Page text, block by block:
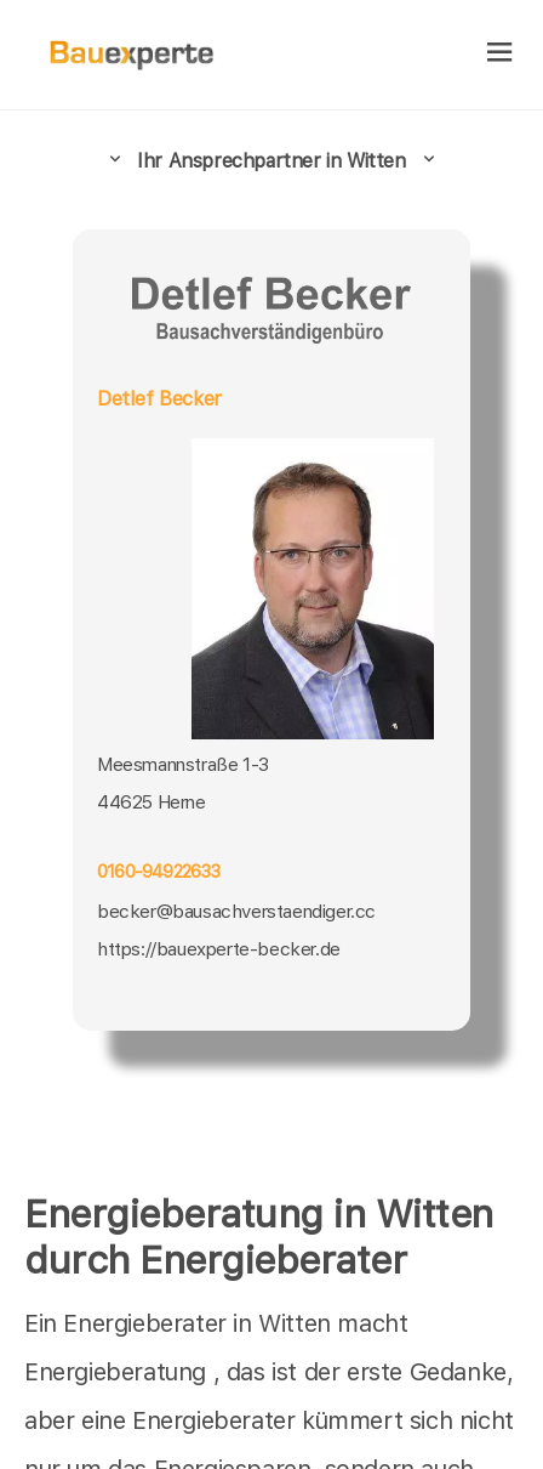
Energieberatung in Witten
durch Energieberater
Ein Energieberater in Witten macht
Energieberatung , das ist der erste Gedanke,
aber eine Energieberater kümmert sich nicht
Ihr Ansprechpartner in Witten
Detlef Becker
Meesmannstraße 1-3
44625 Herne
0160-94922633
becker@bausachverstaendiger.cc
https://bauexperte-becker.de